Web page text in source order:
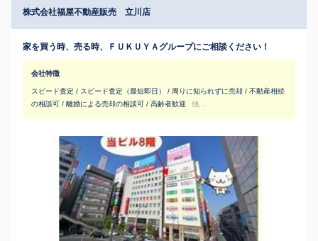
株式会社福屋不動産販売 立川店
家を買う時、売る時、ＦＵＫＵＹＡグループにご相談ください！
会社特徴
スピード査定 / スピード査定（最短即日） / 周りに知られずに売却 / 不動産相続
の相談可 / 離婚による売却の相談可 / 高齢者歓迎
他...